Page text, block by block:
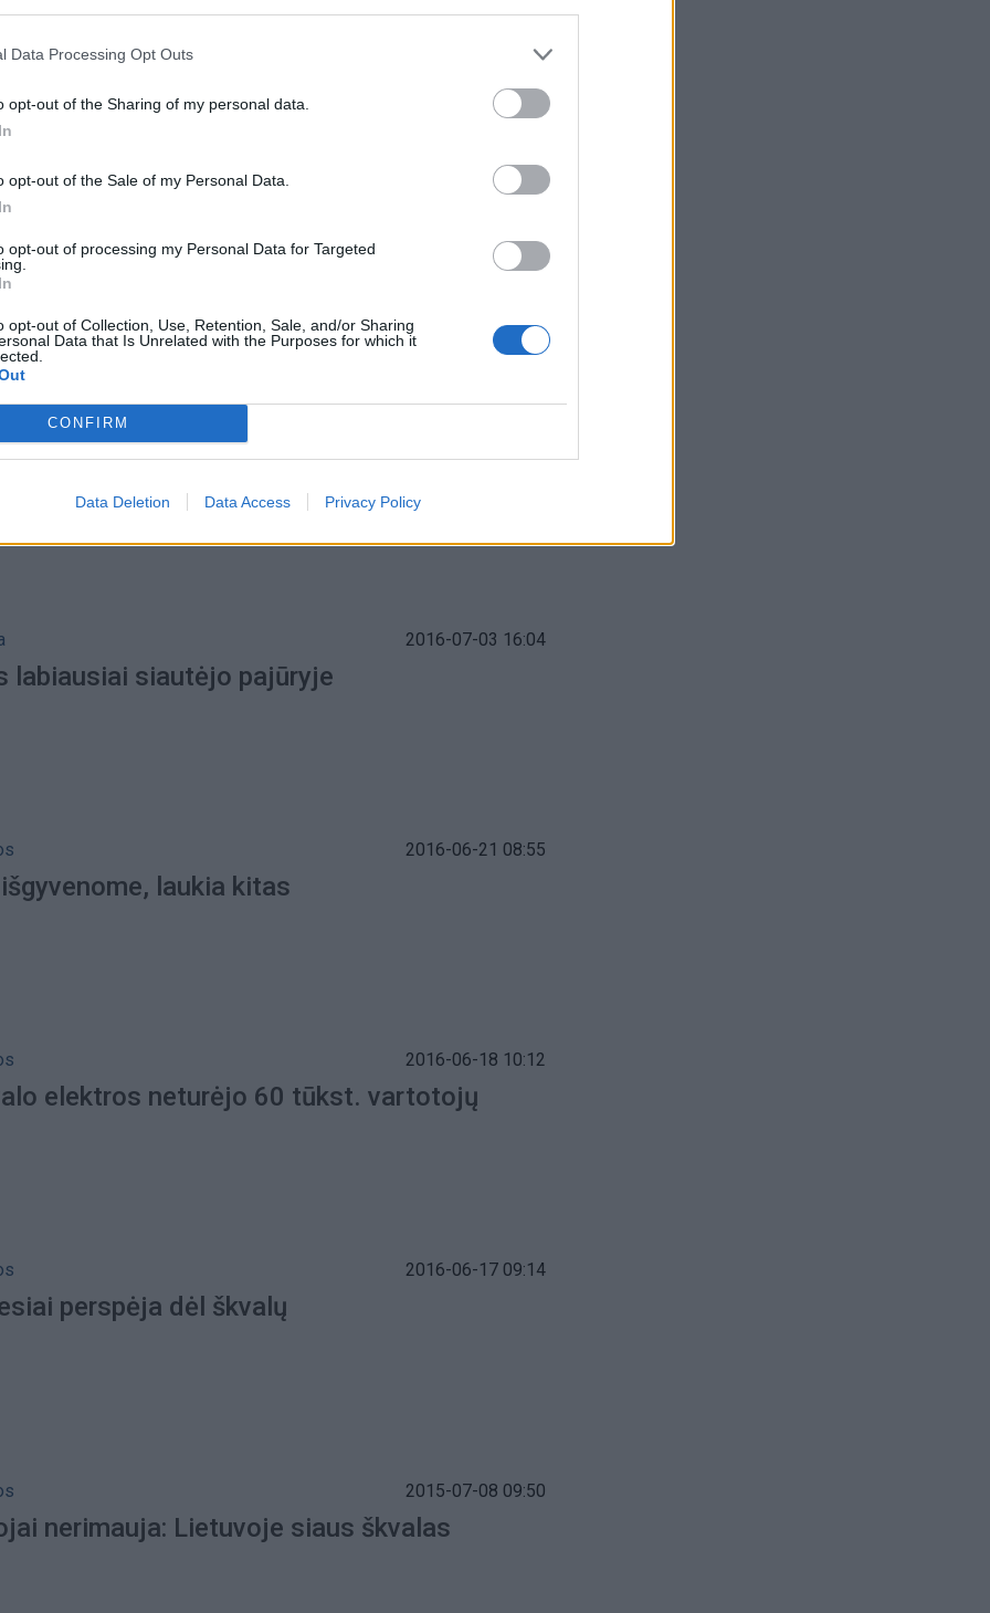
Data Processing Opt Outs
opt-out of the Sharing of my personal data.
opt-out of the Sale of my Personal Data.
opt-out of processing my Personal Data for Targeted
opt-out of Collection, Use, Retention, Sale, and/or Sharing
Data that Is Unrelated with the Purposes for which it
CONFIRM
Data Deletion Data Access Privacy Policy
naktį pajūryje siautėjo škvalas
Rietavą ir Telšius nusiaubė škvalas
2016-07-03 16:04
labiausiai siautėjo pajūryje
2016-06-21 08:55
laukia kitas
2016-06-18 10:12
elektros neturėjo 60 tūkst. vartotojų
2016-06-17 09:14
perspėja dėl škvalų
2015-07-08 09:50
nerimauja: Lietuvoje siaus škvalas